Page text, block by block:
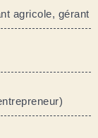
agricole, gérant